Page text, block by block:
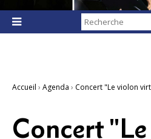

Chercher par
Recherche
Accueil › Agenda › Concert "Le violon
Concert